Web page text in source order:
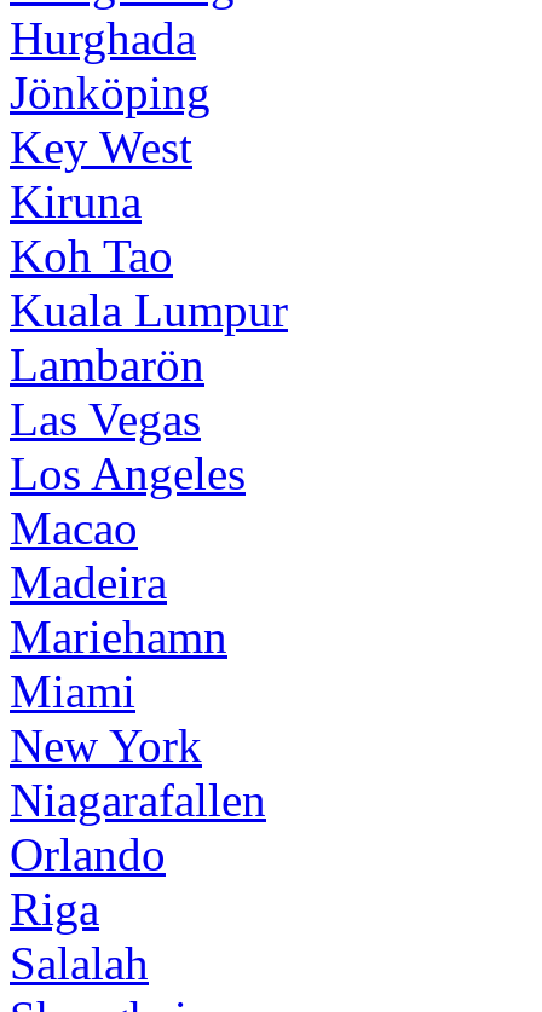
Hurghada
Jönköping
Key West
Kiruna
Koh Tao
Kuala Lumpur
Lambarön
Las Vegas
Los Angeles
Macao
Madeira
Mariehamn
Miami
New York
Niagarafallen
Orlando
Riga
Salalah